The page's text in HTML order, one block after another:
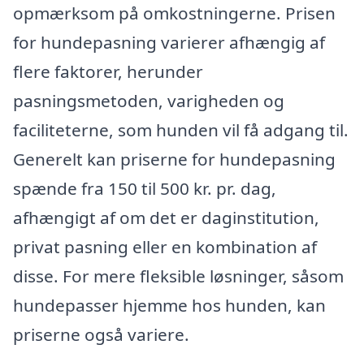
opmærksom på omkostningerne. Prisen
for hundepasning varierer afhængig af
flere faktorer, herunder
pasningsmetoden, varigheden og
faciliteterne, som hunden vil få adgang til.
Generelt kan priserne for hundepasning
spænde fra 150 til 500 kr. pr. dag,
afhængigt af om det er daginstitution,
privat pasning eller en kombination af
disse. For mere fleksible løsninger, såsom
hundepasser hjemme hos hunden, kan
priserne også variere.